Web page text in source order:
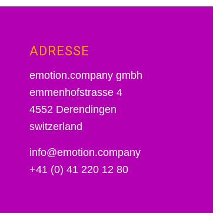
ADRESSE
emotion.company gmbh
emmenhofstrasse 4
4552 Derendingen
switzerland
info@emotion.company
+41 (0) 41 220 12 80